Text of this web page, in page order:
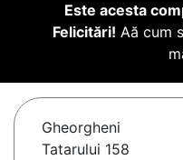
Este acesta
Felicitări! Aă cum
Gheorgheni
Tatarului 158